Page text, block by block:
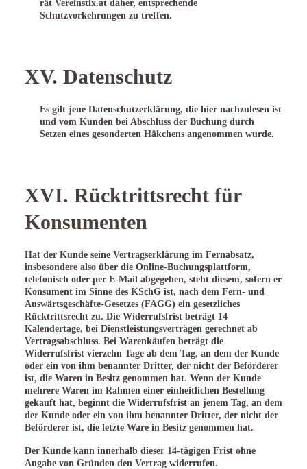
rät Vereinstix.at daher, entsprechende
Schutzvorkehrungen zu treffen.
XV. Datenschutz
Es gilt jene Datenschutzerklärung, die hiernachzulesen ist
und vom Kunden bei Abschluss der Buchung durch
Setzen eines gesonderten Häkchens angenommen wurde.
XVI. Rücktrittsrecht für
Konsumenten
Hat der Kunde seine Vertragserklärung im Fernabsatz,
insbesondere also über die Online-Buchungsplattform,
telefonisch oder per E-Mail abgegeben, steht diesem, sofern er
Konsument im Sinne des KSchG ist, nach dem Fern- und
Auswärtsgeschäfte-Gesetzes (FAGG) ein gesetzliches
Rücktrittsrecht zu. Die Widerrufsfrist beträgt 14
Kalendertage, bei Dienstleistungsverträgen gerechnet ab
Vertragsabschluss. Bei Warenkäufen beträgt die
Widerrufsfrist vierzehn Tage ab dem Tag, an dem der Kunde
oder ein von ihm benannter Dritter, der nicht der Beförderer
ist, die Waren in Besitz genommen hat. Wenn der Kunde
mehrere Waren im Rahmen einer einheitlichen Bestellung
gekauft hat, beginnt die Widerrufsfrist an jenem Tag, an dem
der Kunde oder ein von ihm benannter Dritter, der nicht der
Beförderer ist, die letzte Ware in Besitz genommen hat.
Der Kunde kann innerhalb dieser 14-tägigen Frist ohne
Angabe von Gründen den Vertrag widerrufen.